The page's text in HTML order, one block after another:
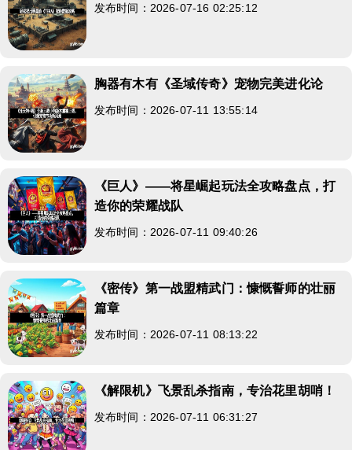
发布时间：2026-07-16 02:25:12
胸器有木有《圣域传奇》宠物完美进化论
发布时间：2026-07-11 13:55:14
《巨人》——将星崛起玩法全攻略盘点，打
造你的荣耀战队
发布时间：2026-07-11 09:40:26
《密传》第一战盟精武门：慷慨誓师的壮丽
篇章
发布时间：2026-07-11 08:13:22
《解限机》飞景乱杀指南，专治花里胡哨！
发布时间：2026-07-11 06:31:27